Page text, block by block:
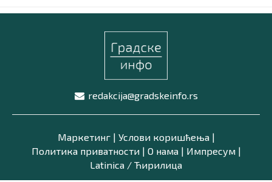
redakcija@gradskeinfo.rs
Маркетинг| Услови коришћења|
Политика приватности| О нама| Импресум|
Latinica / Ћирилица